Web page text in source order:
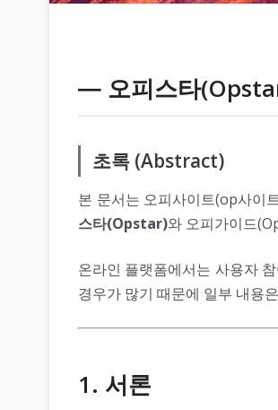
― 오피스타
초록 (Abstract)
본 문서는 오피사이트(op사이
스타(Opstar)와 오피가이드
온라인 플랫폼에서는 사용자
경우가 많기 때문에 일부 내용
1. 서론